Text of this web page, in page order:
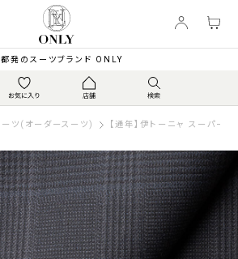
都発のスーツブランド ONLY
ーツ(オーダースーツ) 【通年】伊トーニャ スーパー